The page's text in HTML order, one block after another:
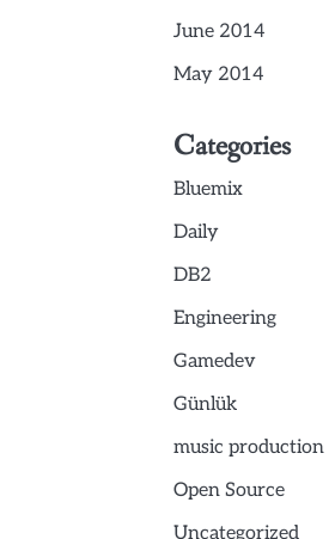
June 2014
May 2014
Categories
Bluemix
Daily
DB2
Engineering
Gamedev
Günlük
music production
Open Source
Uncategorized